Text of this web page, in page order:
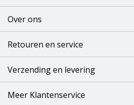
Over ons
Retouren en service
Verzending en levering
Meer Klantenservice